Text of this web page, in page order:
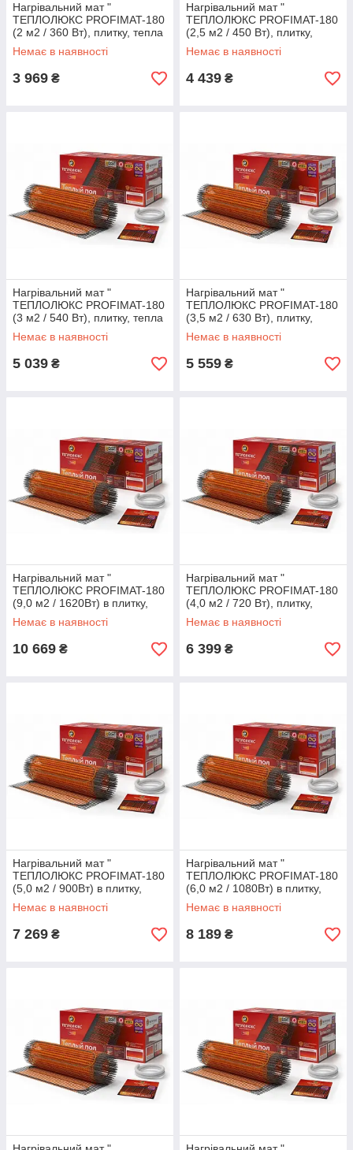
Нагрівальний мат "
ТЕПЛОЛЮКС PROFIMAT-180
(2 м2 / 360 Вт), плитку, тепла
підлога електричний
Теплолюкс профі
Немає в наявності
3 969 ₴
Нагрівальний мат "
ТЕПЛОЛЮКС PROFIMAT-180
(2,5 м2 / 450 Вт), плитку,
тепла підлога електричний
Теплолюкс профі
Немає в наявності
4 439 ₴
Нагрівальний мат "
ТЕПЛОЛЮКС PROFIMAT-180
(3 м2 / 540 Вт), плитку, тепла
підлога електричний
Теплолюкс профі
Немає в наявності
5 039 ₴
Нагрівальний мат "
ТЕПЛОЛЮКС PROFIMAT-180
(3,5 м2 / 630 Вт), плитку,
тепла підлога електричний
Теплолюкс профі
Немає в наявності
5 559 ₴
Нагрівальний мат "
ТЕПЛОЛЮКС PROFIMAT-180
(9,0 м2 / 1620Вт) в плитку,
тепла підлога електричний
Теплолюкс профі
Немає в наявності
10 669 ₴
Нагрівальний мат "
ТЕПЛОЛЮКС PROFIMAT-180
(4,0 м2 / 720 Вт), плитку,
тепла підлога електричний
Теплолюкс профі
Немає в наявності
6 399 ₴
Нагрівальний мат "
ТЕПЛОЛЮКС PROFIMAT-180
(5,0 м2 / 900Вт) в плитку,
тепла підлога електричний
Теплолюкс профі
Немає в наявності
7 269 ₴
Нагрівальний мат "
ТЕПЛОЛЮКС PROFIMAT-180
(6,0 м2 / 1080Вт) в плитку,
тепла підлога електричний
Теплолюкс профі
Немає в наявності
8 189 ₴